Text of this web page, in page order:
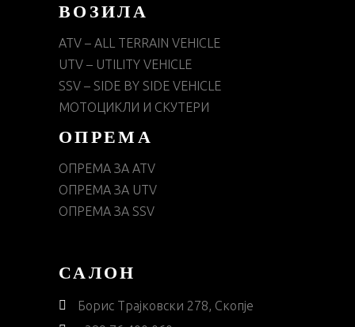
ВОЗИЛА
ATV – ALL TERRAIN VEHICLE
UTV – UTILITY VEHICLE
SSV – SIDE BY SIDE VEHICLE
МОТОЦИКЛИ И СКУТЕРИ
ОПРЕМА
ОПРЕМА ЗА ATV
ОПРЕМА ЗА UTV
ОПРЕМА ЗА SSV
САЛОН
Борис Трајковски 278, Скопје